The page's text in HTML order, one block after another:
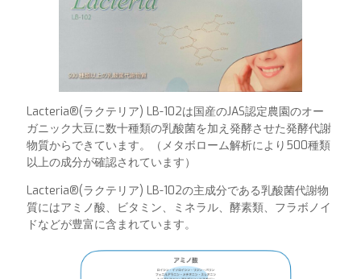
Lacteria®︎(ラクテリア) LB-102は国産のJAS認定農園のオー
ガニック大豆に数十種類の乳酸菌を加え発酵させた発酵代謝
物質からできています。（メタボローム解析により500種類
以上の成分が確認されています）
Lacteria®︎(ラクテリア) LB-102の主成分である乳酸菌代謝物
質にはアミノ酸、ビタミン、ミネラル、酵素類、フラボノイ
ドなどが豊富に含まれています。